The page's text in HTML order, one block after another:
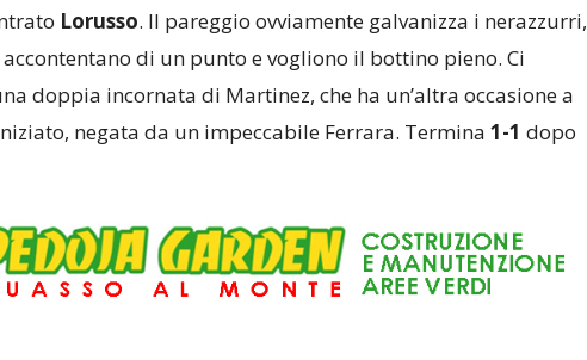
Lorusso. Il pareggio ovviamente galvanizza i nerazzurri,
accontentano di un punto e vogliono il bottino pieno. Ci
doppia incornata di Martinez, che ha un’altra occasione a
negata da un impeccabile Ferrara. Termina 1-1 dopo